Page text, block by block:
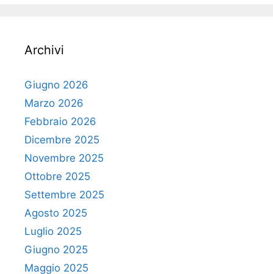
Archivi
Giugno 2026
Marzo 2026
Febbraio 2026
Dicembre 2025
Novembre 2025
Ottobre 2025
Settembre 2025
Agosto 2025
Luglio 2025
Giugno 2025
Maggio 2025